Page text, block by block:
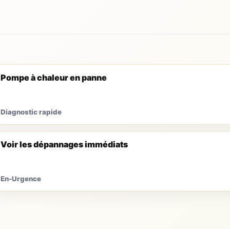
Pompe à chaleur en panne
Diagnostic rapide
Voir les dépannages immédiats
En-Urgence